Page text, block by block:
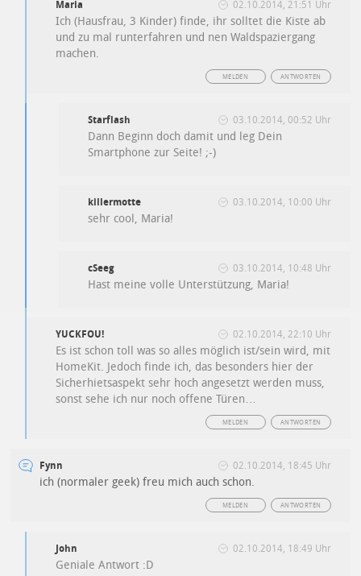
Maria 02.10.2014, 21:51 Uhr
Ich (Hausfrau, 3 Kinder) finde, ihr solltet die Kiste ab
und zu mal runterfahren und nen Waldspaziergang
machen.
ANTWORTEN
MELDEN
Starflash 03.10.2014, 00:52 Uhr
Dann Beginn doch damit und leg Dein
Smartphone zur Seite! ;-)
killermotte 03.10.2014, 10:00 Uhr
sehr cool, Maria!
cSeeg 03.10.2014, 10:48 Uhr
Hast meine volle Unterstützung, Maria!
YUCKFOU! 02.10.2014, 22:10 Uhr
Es ist schon toll was so alles möglich ist/sein wird, mit
HomeKit. Jedoch finde ich, das besonders hier der
Sicherhietsaspekt sehr hoch angesetzt werden muss,
sonst sehe ich nur noch offene Türen…
ANTWORTEN
MELDEN
Fynn 02.10.2014, 18:45 Uhr
ich (normaler geek) freu mich auch schon.
ANTWORTEN
MELDEN
John 02.10.2014, 18:49 Uhr
Geniale Antwort :D